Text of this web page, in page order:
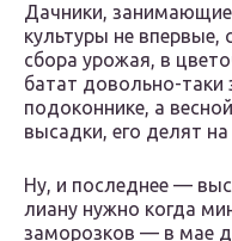
Дачники,
культуры не
сбора урожая, в
батат довольно-таки
подоконнике, а
высадки, его делят на
Ну, и последнее —
лиану нужно когда
заморозков — в мае